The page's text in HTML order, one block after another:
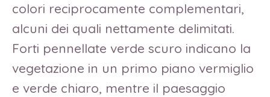
colori reciprocamente complementari,
alcuni dei quali nettamente delimitati.
Forti pennellate verde scuro indicano la
vegetazione in un primo piano vermiglio
e verde chiaro, mentre il paesaggio